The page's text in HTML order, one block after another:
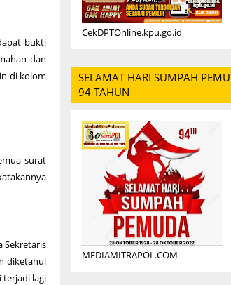
bukti
dan
di kolom
surat
Sekretaris
diketahui
terjadi lagi
CekDPTOnline.kpu.go.id
SELAMAT HARI SUMPAH
94 TAHUN
MEDIAMITRAPOL.COM